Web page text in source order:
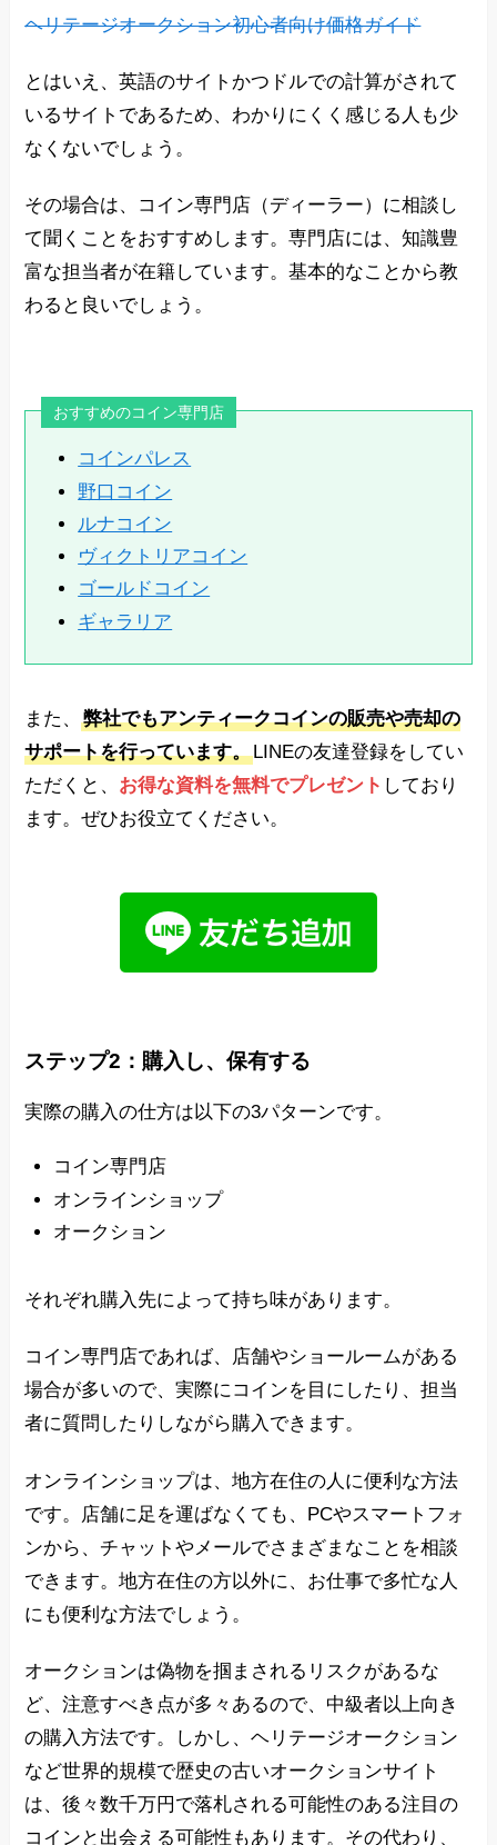
ヘリテージオークション初心者向け価格ガイド
とはいえ、英語のサイトかつドルでの計算がされて
いるサイトであるため、わかりにくく感じる人も少
なくないでしょう。
その場合は、コイン専門店（ディーラー）に相談し
て聞くことをおすすめします。専門店には、知識豊
富な担当者が在籍しています。基本的なことから教
わると良いでしょう。
おすすめのコイン専門店
コインパレス
野口コイン
ルナコイン
ヴィクトリアコイン
ゴールドコイン
ギャラリア
また、弊社でもアンティークコインの販売や売却の
サポートを行っています。LINEの友達登録をしてい
ただくと、 お得な資料を無料でプレゼント しており
ます。ぜひお役立てください。
ステップ2：購入し、保有する
実際の購入の仕方は以下の3パターンです。
コイン専門店
オンラインショップ
オークション
それぞれ購入先によって持ち味があります。
コイン専門店であれば、店舗やショールームがある
場合が多いので、実際にコインを目にしたり、担当
者に質問したりしながら購入できます。
オンラインショップは、地方在住の人に便利な方法
です。店舗に足を運ばなくても、PCやスマートフォ
ンから、チャットやメールでさまざまなことを相談
できます。地方在住の方以外に、お仕事で多忙な人
にも便利な方法でしょう。
オークションは偽物を掴まされるリスクがあるな
ど、注意すべき点が多々あるので、中級者以上向き
の購入方法です。しかし、ヘリテージオークション
など世界的規模で歴史の古いオークションサイト
は、後々数千万円で落札される可能性のある注目の
コインと出会える可能性もあります。その代わり、